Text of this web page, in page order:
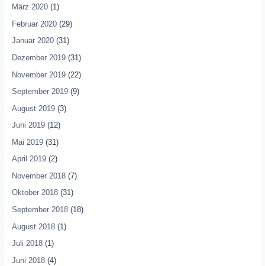
März 2020(1)
Februar 2020(29)
Januar 2020(31)
Dezember 2019(31)
November 2019(22)
September 2019(9)
August 2019(3)
Juni 2019(12)
Mai 2019(31)
April 2019(2)
November 2018(7)
Oktober 2018(31)
September 2018(18)
August 2018(1)
Juli 2018(1)
Juni 2018(4)